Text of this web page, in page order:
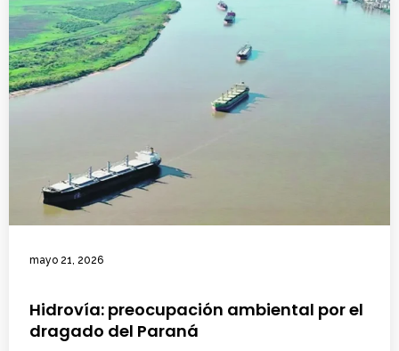
mayo 21, 2026
Hidrovía: preocupación ambiental por el
dragado del Paraná